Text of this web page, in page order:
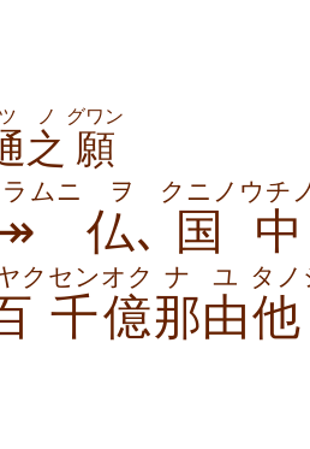
ツ
之
ノ
願
グワン
↠
ムニ
仏
ヲ
､ 国
クニノ
中
ウチ
ク
千億
センオク
那由
ナユ
他
タノ